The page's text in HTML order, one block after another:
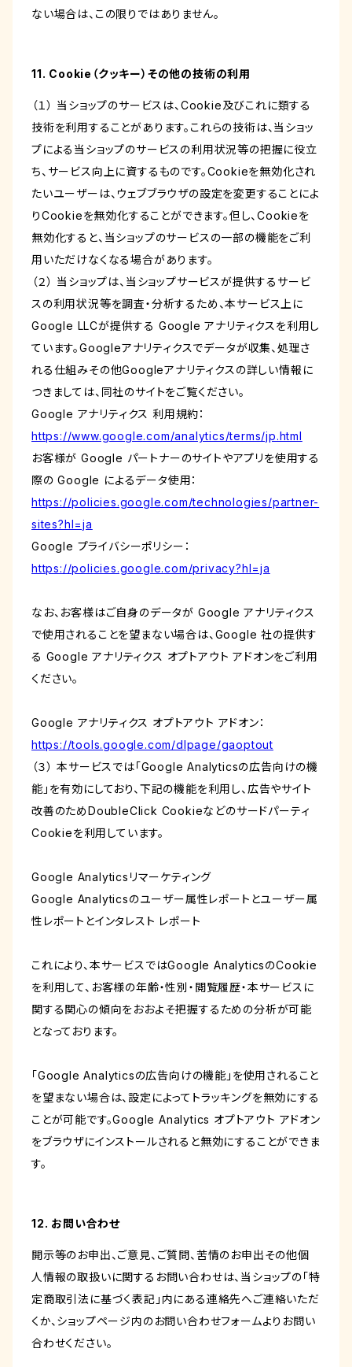
ない場合は、この限りではありません。
11. Cookie（クッキー）その他の技術の利用
（１） 当ショップのサービスは、Cookie及びこれに類する
技術を利用することがあります。これらの技術は、当ショッ
プによる当ショップのサービスの利用状況等の把握に役立
ち、サービス向上に資するものです。Cookieを無効化され
たいユーザーは、ウェブブラウザの設定を変更することによ
りCookieを無効化することができます。但し、Cookieを
無効化すると、当ショップのサービスの一部の機能をご利
用いただけなくなる場合があります。
（２） 当ショップは、当ショップサービスが提供するサービ
スの利用状況等を調査・分析するため、本サービス上に
Google LLCが提供する Google アナリティクスを利用し
ています。Googleアナリティクスでデータが収集、処理さ
れる仕組みその他Googleアナリティクスの詳しい情報に
つきましては、同社のサイトをご覧ください。
Google アナリティクス 利用規約：
https://www.google.com/analytics/terms/jp.html
お客様が Google パートナーのサイトやアプリを使用する
際の Google によるデータ使用：
https://policies.google.com/technologies/partner-
sites?hl=ja
Google プライバシーポリシー：
https://policies.google.com/privacy?hl=ja
なお、お客様はご自身のデータが Google アナリティクス
で使用されることを望まない場合は、Google 社の提供す
る Google アナリティクス オプトアウト アドオンをご利用
ください。
Google アナリティクス オプトアウト アドオン：
https://tools.google.com/dlpage/gaoptout
（３） 本サービスでは「Google Analyticsの広告向けの機
能」を有効にしており、下記の機能を利用し、広告やサイト
改善のためDoubleClick Cookieなどのサードパーティ
Cookieを利用しています。
Google Analyticsリマーケティング
Google Analyticsのユーザー属性レポートとユーザー属
性レポートとインタレスト レポート
これにより、本サービスではGoogle AnalyticsのCookie
を利用して、お客様の年齢・性別・閲覧履歴・本サービスに
関する関心の傾向をおおよそ把握するための分析が可能
となっております。
「Google Analyticsの広告向けの機能」を使用されること
を望まない場合は、設定によってトラッキングを無効にする
ことが可能です。Google Analytics オプトアウト アドオン
をブラウザにインストールされると無効にすることができま
す。
12. お問い合わせ
開示等のお申出、ご意見、ご質問、苦情のお申出その他個
人情報の取扱いに関するお問い合わせは、当ショップの「特
定商取引法に基づく表記」内にある連絡先へご連絡いただ
くか、ショップページ内のお問い合わせフォームよりお問い
合わせください。